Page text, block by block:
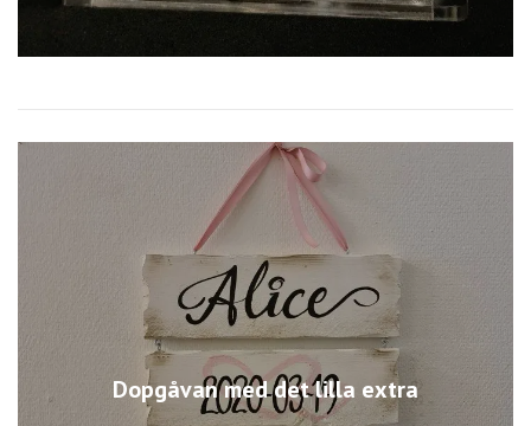
Dopgåvan med det lilla extra